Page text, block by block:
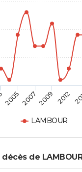
LAMBOUR
200520072009 2012
de